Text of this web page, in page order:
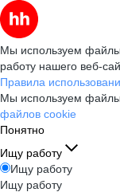
Мы используем файлы
работу нашего веб-
Правила
Мы используем
файлов cookie
Понятно
Ищу работу
Ищу работу
Ищу работу